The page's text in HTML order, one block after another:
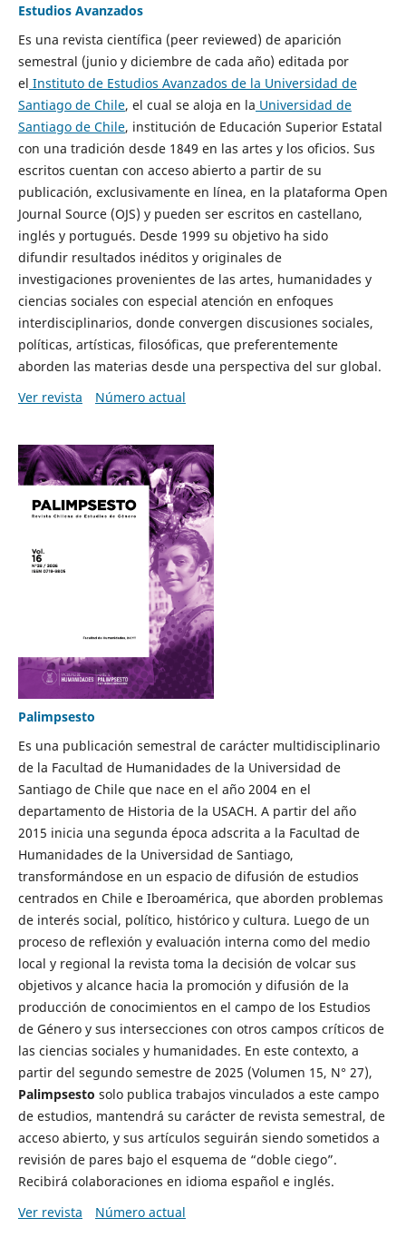
Estudios Avanzados
Es una revista científica (peer reviewed) de aparición
semestral (junio y diciembre de cada año) editada por
el Instituto de Estudios Avanzados de la Universidad de
Santiago de Chile, el cual se aloja en la Universidad de
Santiago de Chile, institución de Educación Superior Estatal
con una tradición desde 1849 en las artes y los oficios. Sus
escritos cuentan con acceso abierto a partir de su
publicación, exclusivamente en línea, en la plataforma Open
Journal Source (OJS) y pueden ser escritos en castellano,
inglés y portugués. Desde 1999 su objetivo ha sido
difundir resultados inéditos y originales de
investigaciones provenientes de las artes, humanidades y
ciencias sociales con especial atención en enfoques
interdisciplinarios, donde convergen discusiones sociales,
políticas, artísticas, filosóficas, que preferentemente
aborden las materias desde una perspectiva del sur global.
Ver revista
Número actual
Palimpsesto
Es una publicación semestral de carácter multidisciplinario
de la Facultad de Humanidades de la Universidad de
Santiago de Chile que nace en el año 2004 en el
departamento de Historia de la USACH. A partir del año
2015 inicia una segunda época adscrita a la Facultad de
Humanidades de la Universidad de Santiago,
transformándose en un espacio de difusión de estudios
centrados en Chile e Iberoamérica, que aborden problemas
de interés social, político, histórico y cultura. Luego de un
proceso de reflexión y evaluación interna como del medio
local y regional la revista toma la decisión de volcar sus
objetivos y alcance hacia la promoción y difusión de la
producción de conocimientos en el campo de los Estudios
de Género y sus intersecciones con otros campos críticos de
las ciencias sociales y humanidades. En este contexto, a
partir del segundo semestre de 2025 (Volumen 15, N° 27),
Palimpsesto solo publica trabajos vinculados a este campo
de estudios, mantendrá su carácter de revista semestral, de
acceso abierto, y sus artículos seguirán siendo sometidos a
revisión de pares bajo el esquema de “doble ciego”.
Recibirá colaboraciones en idioma español e inglés.
Ver revista
Número actual